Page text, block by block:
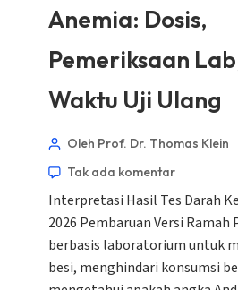
Anemia: Dosis,
Pemeriksaan
Waktu Uji Ulang
Oleh Prof. Dr. Thomas Klein
Tak ada komentar
Interpretasi Hasil Tes Darah
2026 Pembaruan Versi Ramah
berbasis laboratorium untuk
besi, menghindari konsumsi